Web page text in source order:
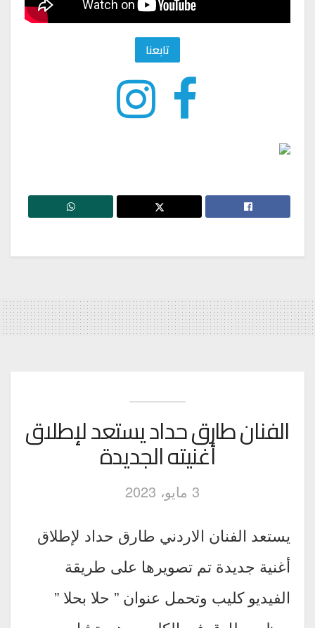
تابعنا
الفنان طارق حداد يستعد لإطلاق
أغنيته الجديدة
3 مايو، 2023
يستعد الفنان الاردني طارق حداد لإطلاق
أغنية جديدة تم تصويرها على طريقة
الفيديو كليب وتحمل عنوان ” حلا بحلا ”